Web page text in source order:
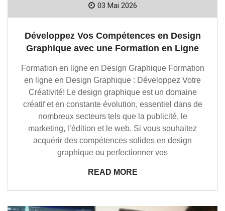
03 Mai 2026
Développez Vos Compétences en Design
Graphique avec une Formation en Ligne
Formation en ligne en Design Graphique Formation
en ligne en Design Graphique : Développez Votre
Créativité! Le design graphique est un domaine
créatif et en constante évolution, essentiel dans de
nombreux secteurs tels que la publicité, le
marketing, l’édition et le web. Si vous souhaitez
acquérir des compétences solides en design
graphique ou perfectionner vos
READ MORE